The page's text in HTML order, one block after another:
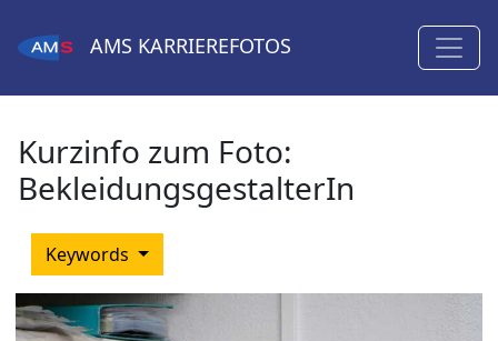
AMS KARRIEREFOTOS
Kurzinfo zum Foto:
BekleidungsgestalterIn
Keywords